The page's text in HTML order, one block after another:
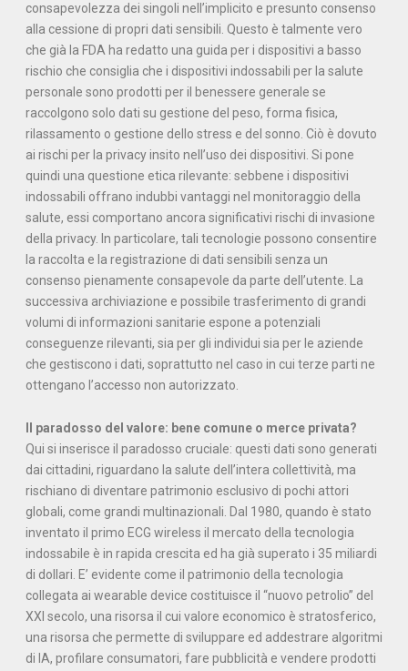
consapevolezza dei singoli nell’implicito e presunto consenso
alla cessione di propri dati sensibili. Questo è talmente vero
che già la FDA ha redatto una guida per i dispositivi a basso
rischio che consiglia che i dispositivi indossabili per la salute
personale sono prodotti per il benessere generale se
raccolgono solo dati su gestione del peso, forma fisica,
rilassamento o gestione dello stress e del sonno. Ciò è dovuto
ai rischi per la privacy insito nell’uso dei dispositivi. Si pone
quindi una questione etica rilevante: sebbene i dispositivi
indossabili offrano indubbi vantaggi nel monitoraggio della
salute, essi comportano ancora significativi rischi di invasione
della privacy. In particolare, tali tecnologie possono consentire
la raccolta e la registrazione di dati sensibili senza un
consenso pienamente consapevole da parte dell’utente. La
successiva archiviazione e possibile trasferimento di grandi
volumi di informazioni sanitarie espone a potenziali
conseguenze rilevanti, sia per gli individui sia per le aziende
che gestiscono i dati, soprattutto nel caso in cui terze parti ne
ottengano l’accesso non autorizzato.
Il paradosso del valore: bene comune o merce privata?
Qui si inserisce il paradosso cruciale: questi dati sono generati
dai cittadini, riguardano la salute dell’intera collettività, ma
rischiano di diventare patrimonio esclusivo di pochi attori
globali, come grandi multinazionali. Dal 1980, quando è stato
inventato il primo ECG wireless il mercato della tecnologia
indossabile è in rapida crescita ed ha già superato i 35 miliardi
di dollari. E’ evidente come il patrimonio della tecnologia
collegata ai wearable device costituisce il “nuovo petrolio” del
XXI secolo, una risorsa il cui valore economico è stratosferico,
una risorsa che permette di sviluppare ed addestrare algoritmi
di IA, profilare consumatori, fare pubblicità e vendere prodotti